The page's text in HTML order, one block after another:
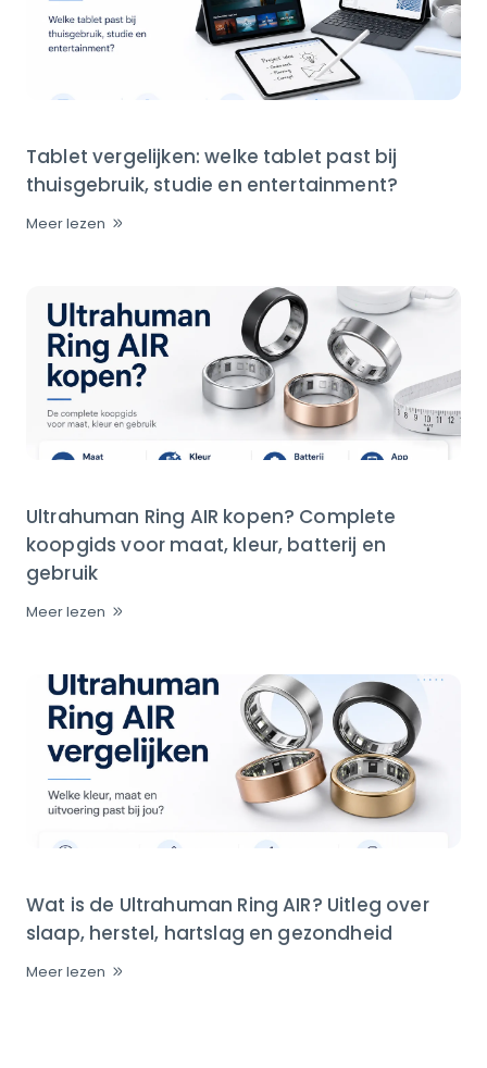
Tablet vergelijken: welke tablet past bij
thuisgebruik, studie en entertainment?
Meer lezen
Ultrahuman Ring AIR kopen? Complete
koopgids voor maat, kleur, batterij en
gebruik
Meer lezen
Wat is de Ultrahuman Ring AIR? Uitleg over
slaap, herstel, hartslag en gezondheid
Meer lezen